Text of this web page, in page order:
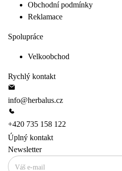
Obchodní podmínky
Reklamace
Spolupráce
Velkoobchod
Rychlý kontakt
info@herbalus.cz
+420 735 158 122
Úplný kontakt
Newsletter